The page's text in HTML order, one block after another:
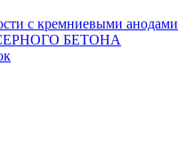
с кремниевыми анодами
БЕТОНА